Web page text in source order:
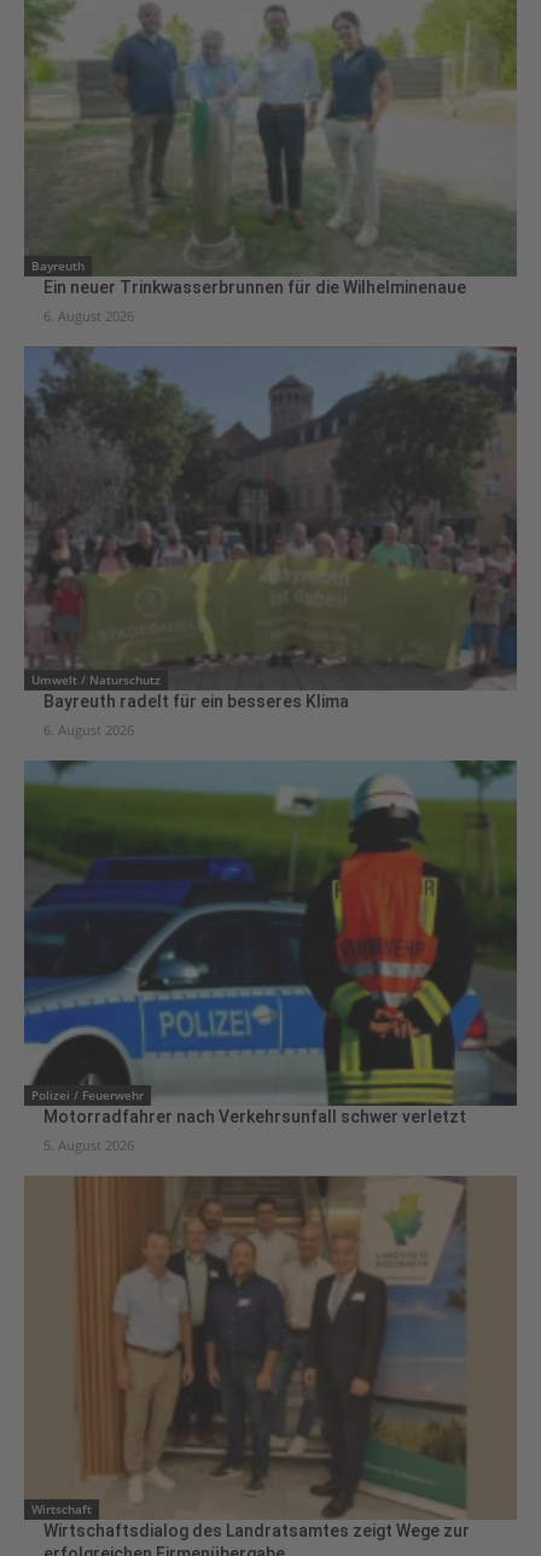
Bayreuth
Ein neuer Trinkwasserbrunnen für die Wilhelminenaue
6. August 2026
Umwelt / Naturschutz
Bayreuth radelt für ein besseres Klima
6. August 2026
Polizei / Feuerwehr
Motorradfahrer nach Verkehrsunfall schwer verletzt
5. August 2026
Wirtschaft
Wirtschaftsdialog des Landratsamtes zeigt Wege zur